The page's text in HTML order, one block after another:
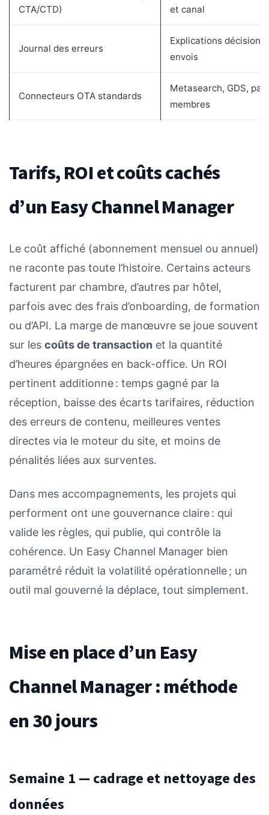
CTA/CTD)
et canal
Journal des erreurs
Explications
envois
Connecteurs OTA standards
Metasearch, GDS,
membres
Tarifs, ROI et coûts cachés
d’un Easy Channel Manager
Le coût affiché (abonnement mensuel ou annuel)
ne raconte pas toute l’histoire. Certains acteurs
facturent par chambre, d’autres par hôtel,
parfois avec des frais d’onboarding, de formation
ou d’API. La marge de manœuvre se joue souvent
sur les coûts de transaction et la quantité
d’heures épargnées en back-office. Un ROI
pertinent additionne : temps gagné par la
réception, baisse des écarts tarifaires, réduction
des erreurs de contenu, meilleures ventes
directes via le moteur du site, et moins de
pénalités liées aux surventes.
Dans mes accompagnements, les projets qui
performent ont une gouvernance claire : qui
valide les règles, qui publie, qui contrôle la
cohérence. Un Easy Channel Manager bien
paramétré réduit la volatilité opérationnelle ; un
outil mal gouverné la déplace, tout simplement.
Mise en place d’un Easy
Channel Manager : méthode
en 30 jours
Semaine 1 — cadrage et nettoyage des
données